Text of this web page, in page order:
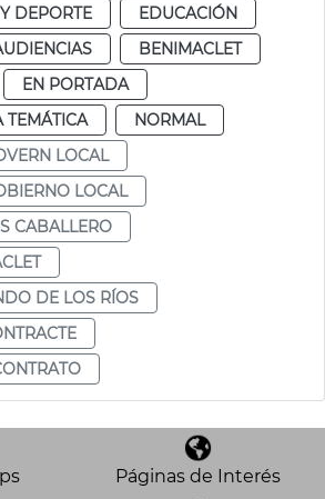
DEPORTE
EDUCACIÓN
BENIMACLET
EN PORTADA
TEMÁTICA
NORMAL
LOCAL
LOCAL
CABALLERO
DE LOS RÍOS
Páginas de Interés